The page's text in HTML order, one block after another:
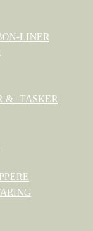
LINER
& -TASKER